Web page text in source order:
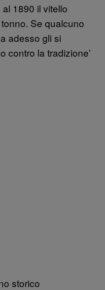
1890 il vitello
Se qualcuno
adesso gli si
contro la tradizione’
storico